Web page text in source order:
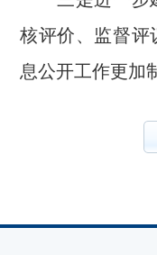
核评价、监督评
息公开工作更加